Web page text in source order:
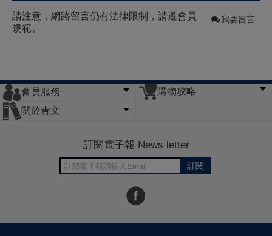
請注意，網路留言仍有法律限制，請遵會員
規範。
我要留言
會員服務
會員辦法
客服信箱
隱私條款
網站導覽
購物攻略
關於青文
訂閱電子報 News letter
訂閱